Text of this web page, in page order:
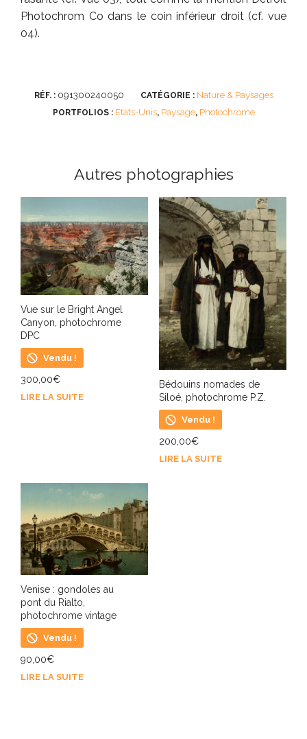
Photochrom Co dans le coin inférieur droit (cf. vue
04).
RÉF. : 091300240050 CATÉGORIE : Nature & Paysages
PORTFOLIOS : Etats-Unis, Paysage, Photochrome
Autres photographies
Vue sur le Bright Angel
Canyon, photochrome
DPC
Vendu !
300,00€
LIRE LA SUITE
Bédouins nomades de
Siloé, photochrome P.Z.
Vendu !
200,00€
LIRE LA SUITE
Venise : gondoles au
pont du Rialto,
photochrome vintage
Vendu !
90,00€
LIRE LA SUITE